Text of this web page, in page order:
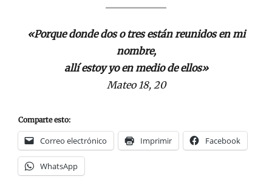
«Porque donde dos o tres están reunidos en mi
nombre,
allí estoy yo en medio de ellos»
Mateo 18, 20
Comparte esto:
Correo electrónico Imprimir Facebook
WhatsApp